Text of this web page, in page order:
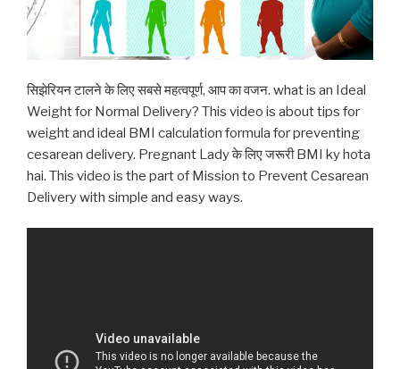
सिझेरियन टालने के लिए सबसे महत्वपूर्ण, आप का वजन. what is an Ideal
Weight for Normal Delivery? This video is about tips for
weight and ideal BMI calculation formula for preventing
cesarean delivery. Pregnant Lady के लिए जरूरी BMI ky hota
hai. This video is the part of Mission to Prevent Cesarean
Delivery with simple and easy ways.